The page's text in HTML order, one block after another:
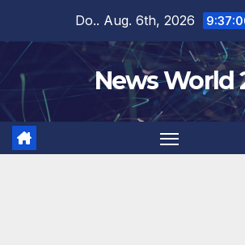
springen
Do.. Aug. 6th, 2026
News World